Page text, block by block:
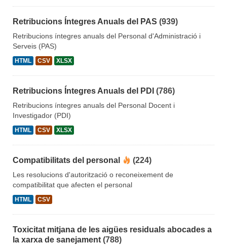
Retribucions Íntegres Anuals del PAS (939)
Retribucions íntegres anuals del Personal d'Administració i
Serveis (PAS)
HTML CSV XLSX
Retribucions Íntegres Anuals del PDI (786)
Retribucions íntegres anuals del Personal Docent i
Investigador (PDI)
HTML CSV XLSX
Compatibilitats del personal (224)
Les resolucions d'autorització o reconeixement de
compatibilitat que afecten el personal
HTML CSV
Toxicitat mitjana de les aigües residuals abocades a
la xarxa de sanejament (788)